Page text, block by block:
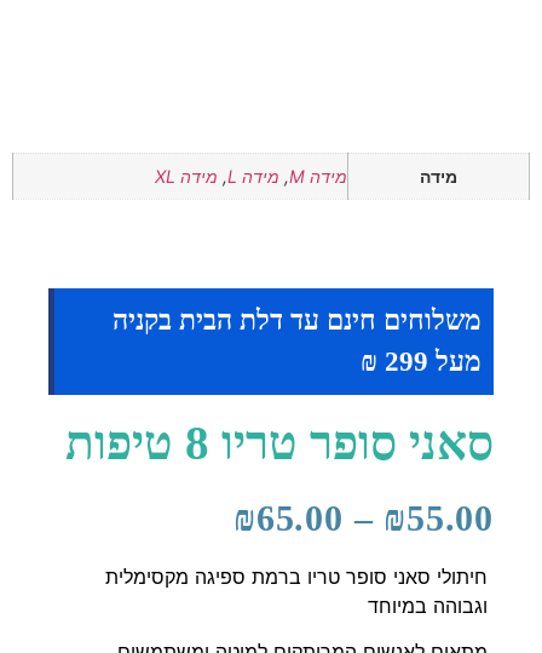
מידה מידה M , מידה L , מידה XL
משלוחים חינם עד דלת הבית בקניה
מעל 299 ₪
סאני סופר טריו 8 טיפות
₪55.00
–
₪65.00
חיתולי סאני סופר טריו ברמת ספיגה מקסימלית
וגבוהה במיוחד